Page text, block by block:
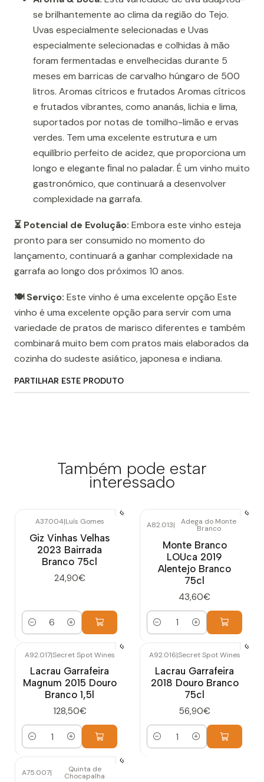
se brilhantemente ao clima da região do Tejo.
Uvas especialmente selecionadas e Uvas
especialmente selecionadas e colhidas à mão
foram fermentadas e envelhecidas durante 5
meses em barricas de carvalho húngaro de 500
litros. Aromas cítricos e frutados Aromas cítricos
e frutados vibrantes, como ananás, lichia e lima,
suportados por notas de tomilho-limão e ervas
verdes. Tem uma excelente estrutura e um
equilíbrio perfeito de acidez, que proporciona um
longo e elegante ﬁnal no paladar. É um vinho muito
gastronómico, que continuará a desenvolver
complexidade na garrafa.
⏳ Potencial de Evolução: Embora este vinho esteja
pronto para ser consumido no momento do
lançamento, continuará a ganhar complexidade na
garrafa ao longo dos próximos 10 anos.
🍽️ Serviço: Este vinho é uma excelente opção Este
vinho é uma excelente opção para servir com uma
variedade de pratos de marisco diferentes e também
combinará muito bem com pratos mais elaborados da
cozinha do sudeste asiático, japonesa e indiana.
PARTILHAR ESTE PRODUTO
Também pode estar
interessado
A37.004|Luís Gomes
Giz Vinhas Velhas
2023 Bairrada
Branco 75cl
24,90€
Quantidade
A82.013| Adega do Monte
Branco
Monte Branco
LOUca 2019
Alentejo Branco
75cl
43,60€
Quantidade
A92.017|Secret Spot Wines
Lacrau Garrafeira
Magnum 2015 Douro
Branco 1,5l
128,50€
Quantidade
A92.016|Secret Spot Wines
Lacrau Garrafeira
2018 Douro Branco
75cl
56,90€
Quantidade
A75.007| Quinta de
Chocapalha